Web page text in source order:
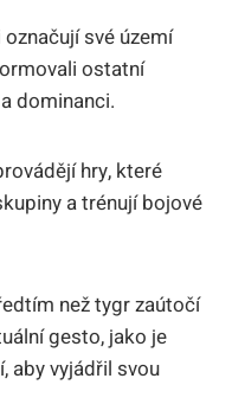
své území
ostatní
dominanci.
hry, které
a trénují bojové
než tygr zaútočí
gesto, jako je
aby vyjádřil svou